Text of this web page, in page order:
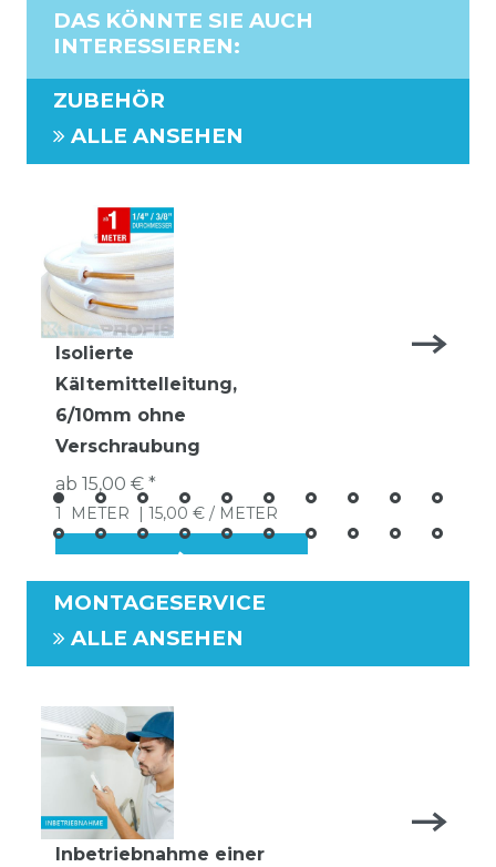
DAS KÖNNTE SIE AUCH
INTERESSIEREN:
ZUBEHÖR
ALLE ANSEHEN
Isolierte
Kältemittelleitung,
6/10mm ohne
Verschraubung
ab 15,00 € *
1 METER | 15,00 € / METER
MONTAGESERVICE
ALLE ANSEHEN
Inbetriebnahme einer